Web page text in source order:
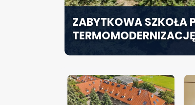
ZABYTKOWA SZKOŁA
TERMOMODERNIZACJĘ
KONFERENCJA PT.
ODPOWIEDZIALNOŚĆ
ROZPORZĄDZENIA
SZCZECIN ROZWIJA
SPECJALISTYCZNE